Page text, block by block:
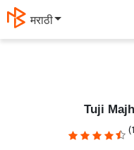
मराठी
Tuji